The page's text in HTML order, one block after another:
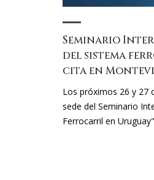
Seminario
del sistema
cita en
Los próximos 26 y 27
sede del Seminario
Ferrocarril en